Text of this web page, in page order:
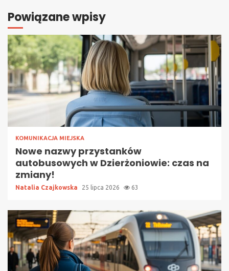
Powiązane wpisy
KOMUNIKACJA MIEJSKA
Nowe nazwy przystanków
autobusowych w Dzierżoniowie: czas na
zmiany!
Natalia Czajkowska 25 lipca 2026 63